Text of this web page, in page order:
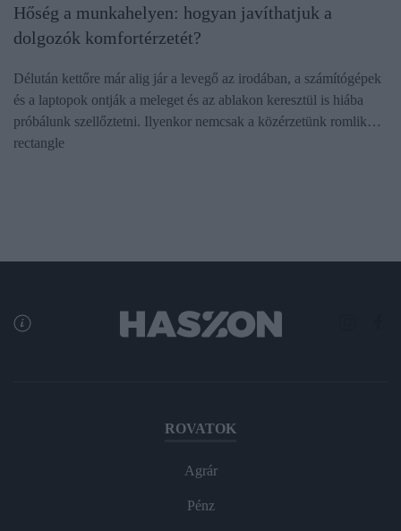
Hőség a munkahelyen: hogyan javíthatjuk a
dolgozók komfortérzetét?
Délután kettőre már alig jár a levegő az irodában, a számítógépek
és a laptopok ontják a meleget és az ablakon keresztül is hiába
próbálunk szellőztetni. Ilyenkor nemcsak a közérzetünk romlik…
rectangle
ROVATOK
Agrár
Pénz